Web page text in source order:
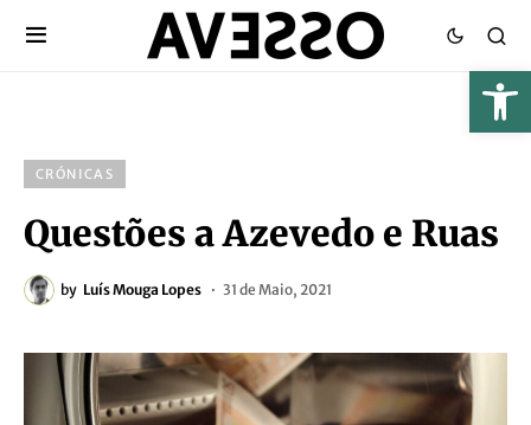
CRÓNICAS
Questões a Azevedo e Ruas
by Luís Mouga Lopes 31 de Maio, 2021